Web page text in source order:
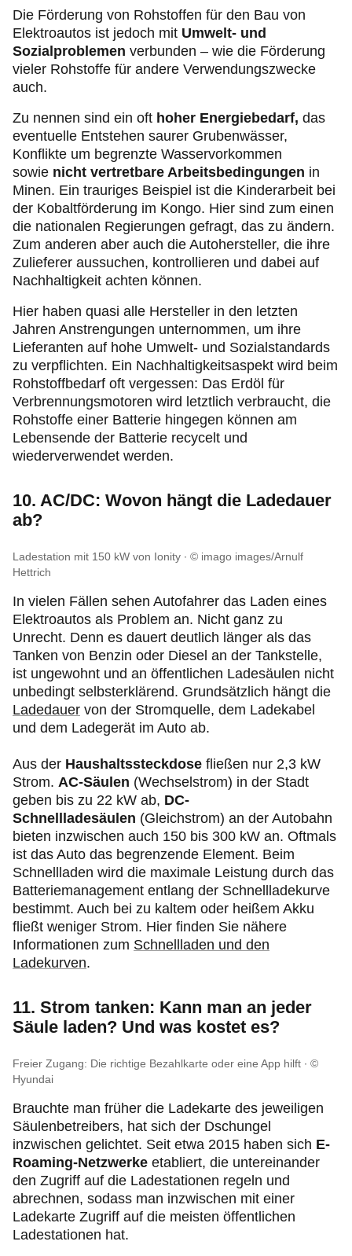
Die Förderung von Rohstoffen für den Bau von
Elektroautos ist jedoch mit Umwelt- und
Sozialproblemen verbunden – wie die Förderung
vieler Rohstoffe für andere Verwendungszwecke
auch.
Zu nennen sind ein oft hoher Energiebedarf, das
eventuelle Entstehen saurer Grubenwässer,
Konflikte um begrenzte Wasservorkommen
sowie nicht vertretbare Arbeitsbedingungen in
Minen. Ein trauriges Beispiel ist die Kinderarbeit bei
der Kobaltförderung im Kongo. Hier sind zum einen
die nationalen Regierungen gefragt, das zu ändern.
Zum anderen aber auch die Autohersteller, die ihre
Zulieferer aussuchen, kontrollieren und dabei auf
Nachhaltigkeit achten können.
Hier haben quasi alle Hersteller in den letzten
Jahren Anstrengungen unternommen, um ihre
Lieferanten auf hohe Umwelt- und Sozialstandards
zu verpflichten. Ein Nachhaltigkeitsaspekt wird beim
Rohstoffbedarf oft vergessen: Das Erdöl für
Verbrennungsmotoren wird letztlich verbraucht, die
Rohstoffe einer Batterie hingegen können am
Lebensende der Batterie recycelt und
wiederverwendet werden.
10. AC/DC: Wovon hängt die Ladedauer
ab?
Ladestation mit 150 kW von Ionity
© imago images/Arnulf
Hettrich
In vielen Fällen sehen Autofahrer das Laden eines
Elektroautos als Problem an. Nicht ganz zu
Unrecht. Denn es dauert deutlich länger als das
Tanken von Benzin oder Diesel an der Tankstelle,
ist ungewohnt und an öffentlichen Ladesäulen nicht
unbedingt selbsterklärend. Grundsätzlich hängt die
Ladedauer von der Stromquelle, dem Ladekabel
und dem Ladegerät im Auto ab.
Aus der Haushaltssteckdose fließen nur 2,3 kW
Strom. AC-Säulen (Wechselstrom) in der Stadt
geben bis zu 22 kW ab, DC-
Schnellladesäulen (Gleichstrom) an der Autobahn
bieten inzwischen auch 150 bis 300 kW an. Oftmals
ist das Auto das begrenzende Element. Beim
Schnellladen wird die maximale Leistung durch das
Batteriemanagement entlang der Schnellladekurve
bestimmt. Auch bei zu kaltem oder heißem Akku
fließt weniger Strom. Hier finden Sie nähere
Informationen zum Schnellladen und den
Ladekurven.
11. Strom tanken: Kann man an jeder
Säule laden? Und was kostet es?
Freier Zugang: Die richtige Bezahlkarte oder eine App hilft
©
Hyundai
Brauchte man früher die Ladekarte des jeweiligen
Säulenbetreibers, hat sich der Dschungel
inzwischen gelichtet. Seit etwa 2015 haben sich E-
Roaming-Netzwerke etabliert, die untereinander
den Zugriff auf die Ladestationen regeln und
abrechnen, sodass man inzwischen mit einer
Ladekarte Zugriff auf die meisten öffentlichen
Ladestationen hat.